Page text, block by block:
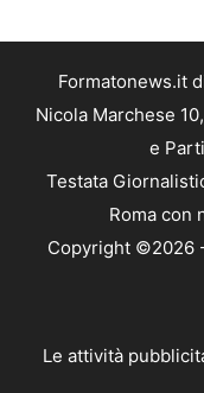
Formatonews.it
Nicola Marchese
e
Testata
Roma con
Copyright ©2026
Le attività